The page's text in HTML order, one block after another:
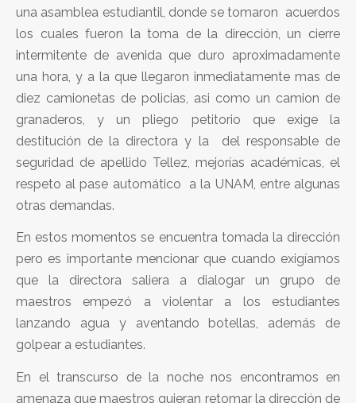
una asamblea estudiantil, donde se tomaron acuerdos
los cuales fueron la toma de la dirección, un cierre
intermitente de avenida que duro aproximadamente
una hora, y a la que llegaron inmediatamente mas de
diez camionetas de policias, asi como un camion de
granaderos, y un pliego petitorio que exige la
destitución de la directora y la del responsable de
seguridad de apellido Tellez, mejorías académicas, el
respeto al pase automático a la UNAM, entre algunas
otras demandas.
En estos momentos se encuentra tomada la dirección
pero es importante mencionar que cuando exigíamos
que la directora saliera a dialogar un grupo de
maestros empezó a violentar a los estudiantes
lanzando agua y aventando botellas, además de
golpear a estudiantes.
En el transcurso de la noche nos encontramos en
amenaza que maestros quieran retomar la dirección de